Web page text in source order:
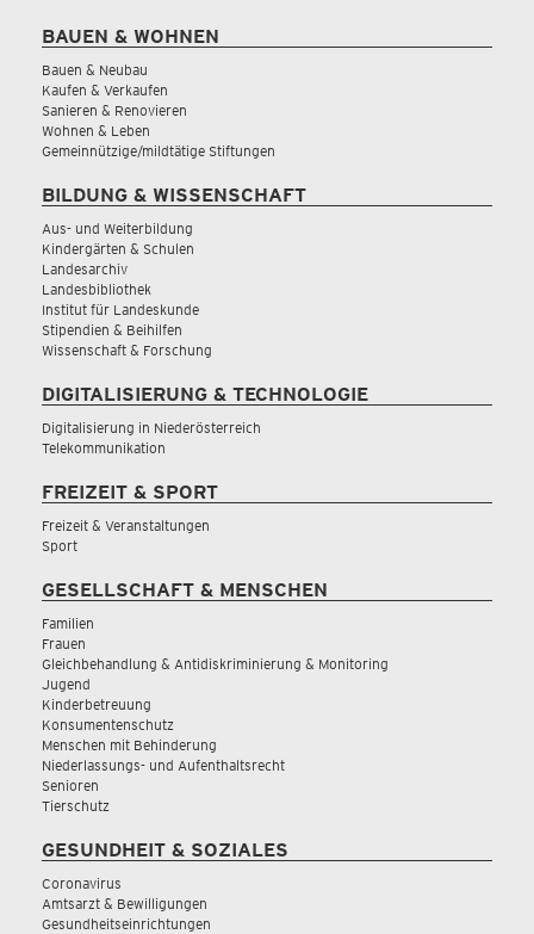
BAUEN & WOHNEN
Bauen & Neubau
Kaufen & Verkaufen
Sanieren & Renovieren
Wohnen & Leben
Gemeinnützige/mildtätige Stiftungen
BILDUNG & WISSENSCHAFT
Aus- und Weiterbildung
Kindergärten & Schulen
Landesarchiv
Landesbibliothek
Institut für Landeskunde
Stipendien & Beihilfen
Wissenschaft & Forschung
DIGITALISIERUNG & TECHNOLOGIE
Digitalisierung in Niederösterreich
Telekommunikation
FREIZEIT & SPORT
Freizeit & Veranstaltungen
Sport
GESELLSCHAFT & MENSCHEN
Familien
Frauen
Gleichbehandlung & Antidiskriminierung & Monitoring
Jugend
Kinderbetreuung
Konsumentenschutz
Menschen mit Behinderung
Niederlassungs- und Aufenthaltsrecht
Senioren
Tierschutz
GESUNDHEIT & SOZIALES
Coronavirus
Amtsarzt & Bewilligungen
Gesundheitseinrichtungen